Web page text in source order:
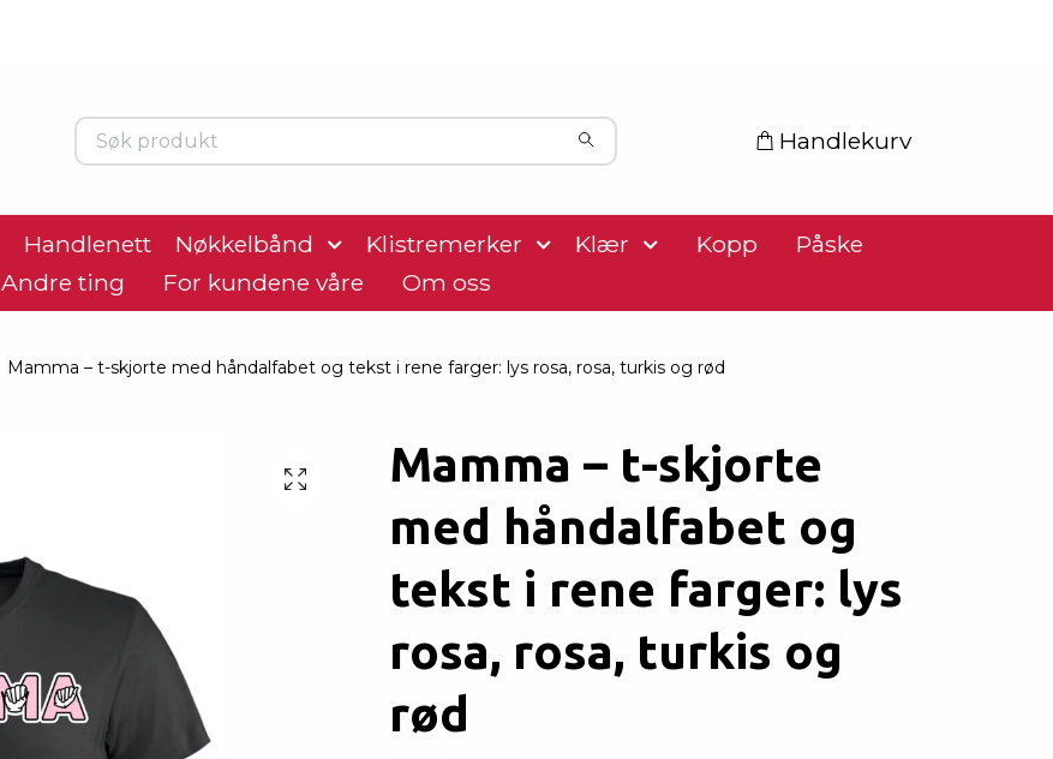
Handlekurv
Handlenett Nøkkelbånd Klistremerker Klær Kopp
Påske
Andre ting
For kundene våre Om oss
Mamma – t-skjorte med håndalfabet og tekst i rene farger: lys rosa, rosa, turkis og rød
Mamma – t-skjorte
med håndalfabet og
tekst i rene farger: lys
rosa, rosa, turkis og
rød